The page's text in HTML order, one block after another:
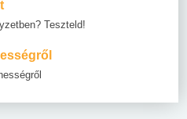
Teszteld!